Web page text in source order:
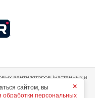
вентиляторов (настенных и
маркетинговых
г. ERA Group (ООО «ЭРА»)
×
сайтом, вы
обработки персональных